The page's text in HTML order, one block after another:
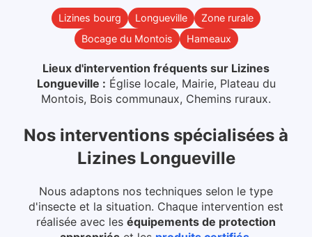
Lizines bourg Longueville
Zone rurale
Bocage du Montois
Hameaux
Lieux d'intervention fréquents sur Lizines
Longueville : Église locale, Mairie, Plateau du
Montois, Bois communaux, Chemins ruraux.
Nos interventions spécialisées à
Lizines Longueville
Nous adaptons nos techniques selon le type
d'insecte et la situation. Chaque intervention est
réalisée avec les équipements de protection